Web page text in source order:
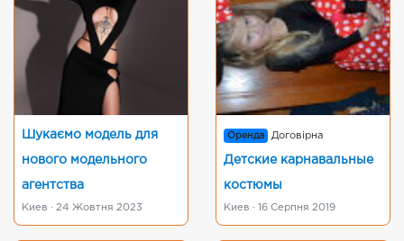
Шукаємо модель для
нового модельного
агентства
Киев · 24 Жовтня 2023
Оренда Договірна
Детские карнавальные
костюмы
Киев · 16 Серпня 2019